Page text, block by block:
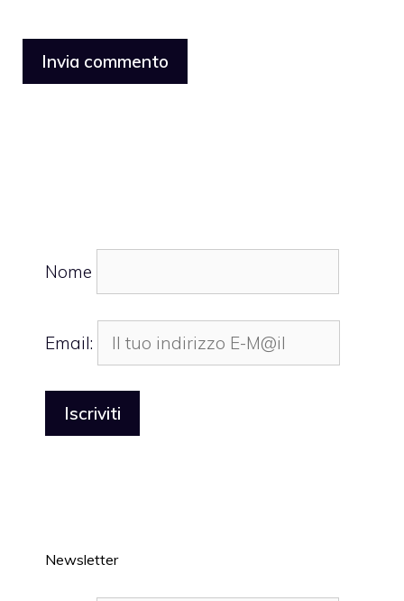
Nome
Email:
Newsletter